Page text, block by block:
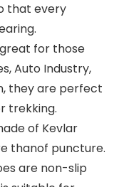
that every
for those
Auto Industry,
they are perfect
trekking.
of Kevlar
thanof puncture.
are non-slip